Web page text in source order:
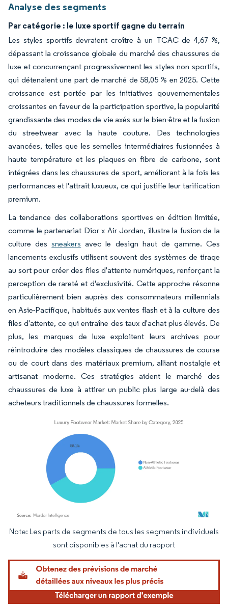
Analyse des segments
Par catégorie : le luxe sportif gagne du terrain
Les styles sportifs devraient croître à un TCAC de 4,67 %,
dépassant la croissance globale du marché des chaussures de
luxe et concurrençant progressivement les styles non sportifs,
qui détenaient une part de marché de 58,05 % en 2025. Cette
croissance est portée par les initiatives gouvernementales
croissantes en faveur de la participation sportive, la popularité
grandissante des modes de vie axés sur le bien-être et la fusion
du streetwear avec la haute couture. Des technologies
avancées, telles que les semelles intermédiaires fusionnées à
haute température et les plaques en fibre de carbone, sont
intégrées dans les chaussures de sport, améliorant à la fois les
performances et l'attrait luxueux, ce qui justifie leur tarification
premium.
La tendance des collaborations sportives en édition limitée,
comme le partenariat Dior x Air Jordan, illustre la fusion de la
culture dessneakers avec le design haut de gamme. Ces
lancements exclusifs utilisent souvent des systèmes de tirage
au sort pour créer des files d'attente numériques, renforçant la
perception de rareté et d'exclusivité. Cette approche résonne
particulièrement bien auprès des consommateurs millennials
en Asie-Pacifique, habitués aux ventes flash et à la culture des
files d'attente, ce qui entraîne des taux d'achat plus élevés. De
plus, les marques de luxe exploitent leurs archives pour
réintroduire des modèles classiques de chaussures de course
ou de court dans des matériaux premium, alliant nostalgie et
artisanat moderne. Ces stratégies aident le marché des
chaussures de luxe à attirer un public plus large au-delà des
acheteurs traditionnels de chaussures formelles.
Image © Mordor Intelligence. La réutilisation nécessite une attribution sous CC BY
Note: Les parts de segments de tous les segments individuels
sont disponibles à l'achat du rapport